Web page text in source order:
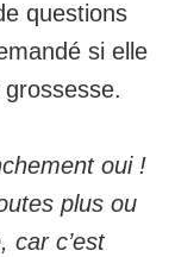
questions
si elle
oui !
plus ou
car c’est